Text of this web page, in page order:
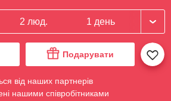
2 люд. 1 день
Подарувати
від наших партнерів
нашими співробітниками